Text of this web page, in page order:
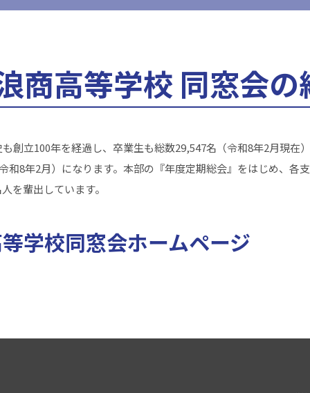
商高等学校 同窓会の
創立100年を経過し、卒業生も総数29,547名（令和8年2月現在
和8年2月）になります。本部の『年度定期総会』をはじめ、各
を輩出しています。
学校同窓会ホームページ